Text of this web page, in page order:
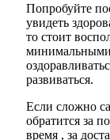
Попробуйте
увидеть
то стоит
минимальными
развиваться.
Если сложно
обратится за
время , за